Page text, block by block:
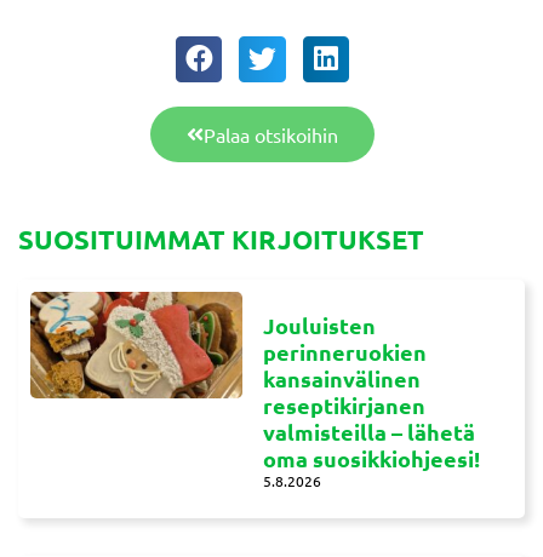
Palaa otsikoihin
SUOSITUIMMAT KIRJOITUKSET
Jouluisten
perinneruokien
kansainvälinen
reseptikirjanen
valmisteilla – lähetä
oma suosikkiohjeesi!
5.8.2026